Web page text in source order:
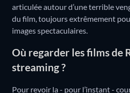
articulée autour d’une terrible
du film, toujours extrêmement
images spectaculaires.
Où regarder les films de
streaming ?
Pour revoir la - pour l’instant -